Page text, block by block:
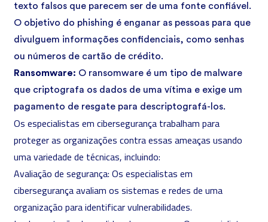
texto falsos que parecem ser de uma fonte confiável.
O objetivo do phishing é enganar as pessoas para que
divulguem informações confidenciais, como senhas
ou números de cartão de crédito.
Ransomware: O ransomware é um tipo de malware
que criptografa os dados de uma vítima e exige um
pagamento de resgate para descriptografá-los.
Os especialistas em cibersegurança trabalham para
proteger as organizações contra essas ameaças usando
uma variedade de técnicas, incluindo:
Avaliação de segurança: Os especialistas em
cibersegurança avaliam os sistemas e redes de uma
organização para identificar vulnerabilidades.